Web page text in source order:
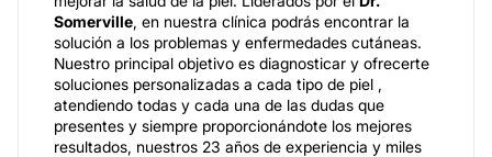
Somerville, en nuestra clínica podrás encontrar la
solución a los problemas y enfermedades cutáneas.
Nuestro principal objetivo es diagnosticar y ofrecerte
soluciones personalizadas a cada tipo de piel ,
atendiendo todas y cada una de las dudas que
presentes y siempre proporcionándote los mejores
resultados, nuestros 23 años de experiencia y miles